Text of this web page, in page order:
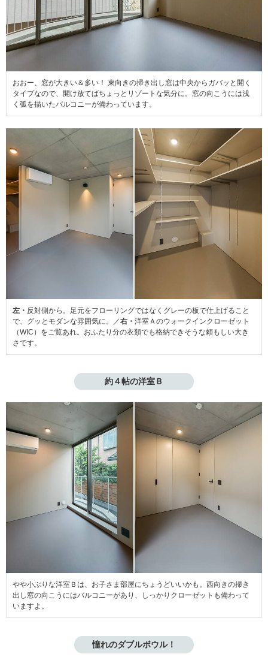
おおー、窓が大きい＆多い！ 東向きの掃き出し窓は中央からガバッと開く
タイプなので、開け放てばちょっとリゾートな気分に。窓の向こうには浅
く弧を描いたバルコニーが備わっています。
左・ 反対側から。足元をフローリングではなくグレーの板で仕上げること
で、グッとモダンな雰囲気に。／右・ 洋室Ａのウォークインクローゼット
（WIC）をご覧あれ。おふたり分の衣類でも格納できそうな頼もしい大き
さです。
約４帖の洋室Ｂ
やや小ぶりな洋室Ｂは、お子さま部屋にちょうどいいかも。西向きの掃き
出し窓の向こうにはバルコニーがあり、しっかりクローゼットも備わって
いますよ。
憧れのダブルボウル！